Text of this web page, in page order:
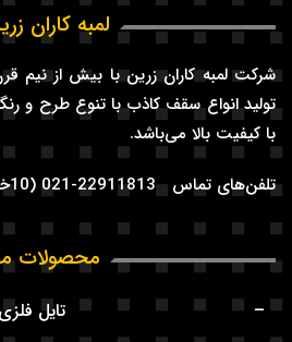
لمبه کاران
شرکت لمبه کاران زرین با بیش از نیم
تولید انواع سقف کاذب با تنوع طرح و
با کیفیت بالا می‌باشد.
تلفن‌های تماس 22911813-021 (10خط)
محصولات
تایل فلزی